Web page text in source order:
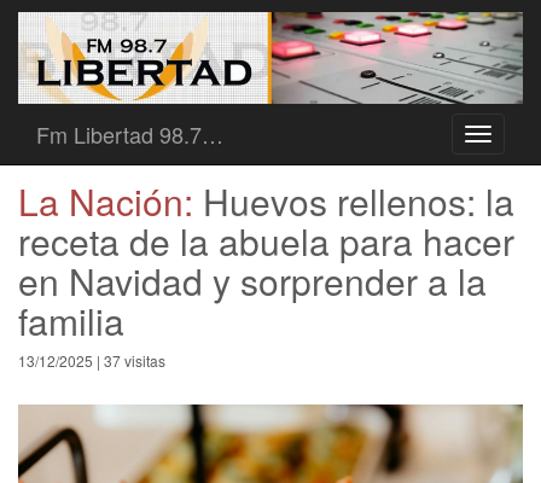
Toggle
Fm Libertad 98.7…
La Nación: Huevos rellenos: la
receta de la abuela para hacer
en Navidad y sorprender a la
familia
13/12/2025 | 37 visitas